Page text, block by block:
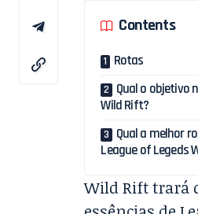
Contents
Rotas
Qual o objetivo
Wild Rift?
Qual a melhor
League of Legeds
Wild Rift trará